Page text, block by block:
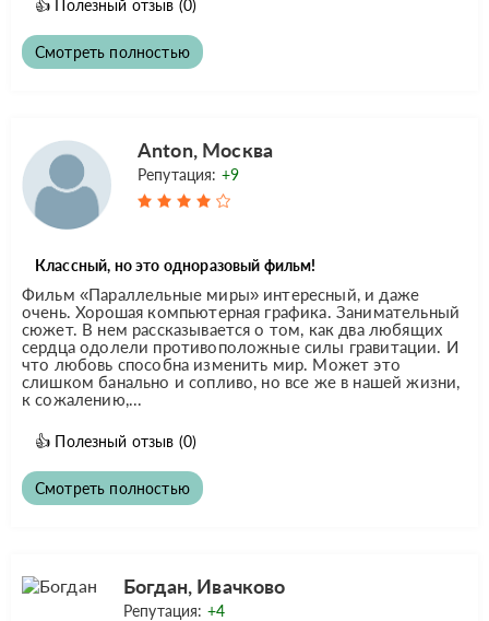
👍 Полезный отзыв (0)
Смотреть полностью
Anton, Москва
Репутация: +9
Классный, но это одноразовый фильм!
Фильм «Параллельные миры» интересный, и даже
очень. Хорошая компьютерная графика. Занимательный
сюжет. В нем рассказывается о том, как два любящих
сердца одолели противоположные силы гравитации. И
что любовь способна изменить мир. Может это
слишком банально и сопливо, но все же в нашей жизни,
к сожалению,...
👍 Полезный отзыв (0)
Смотреть полностью
Богдан, Ивачково
Репутация: +4